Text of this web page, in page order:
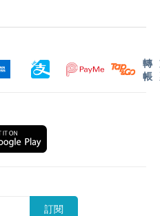
易【健康網購
或提供本服務/產品。有關
因使用此服務/產品而引
訴訟，健康網購
切有關的索償或查詢，須
轉
帳
訂閱